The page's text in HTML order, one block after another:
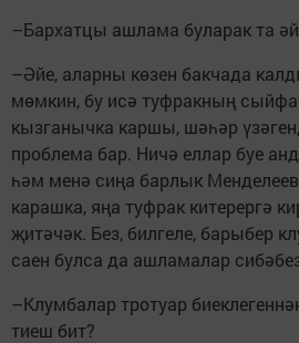
–Бархатцы ашлама буларак та
–Әйе, аларны көзен бакчада
мөмкин, бу исә туфракның
кызганычка каршы, шәһәр
проблема бар. Ничә еллар буе
һәм менә сиңа барлык
карашка, яңа туфрак китерергә
җитәчәк. Без, билгеле, барыбер
саен булса да ашламалар
–Клумбалар тротуар
тиеш бит?